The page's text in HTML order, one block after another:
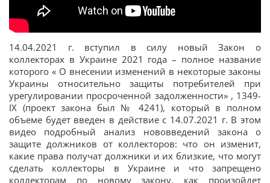
14.04.2021 г. вступил в силу новый Закон о
коллекторах в Украине 2021 года – полное название
которого « О внесении изменений в некоторые законы
Украины относительно защиты потребителей при
урегулировании просроченной задолженности» , 1349-
IX (проект закона был № 4241), который в полном
объеме будет введен в действие с 14.07.2021 г. В этом
видео подробный анализ нововведений закона о
защите должников от коллекторов: что он изменит,
какие права получат должники и их близкие, что могут
сделать коллекторы в Украине и что запрещено
коллекторам по новому закону, как произойдет